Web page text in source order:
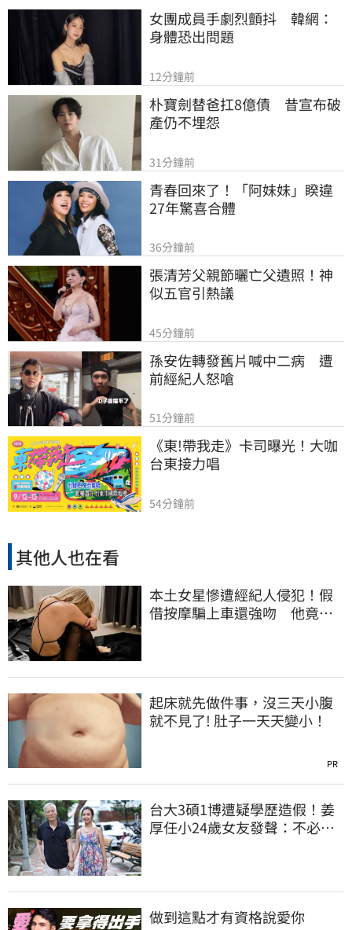
女團成員手劇烈顫抖　韓網：
身體恐出問題
12分鐘前
朴寶劍替爸扛8億債　昔宣布破
產仍不埋怨
31分鐘前
青春回來了！「阿妹妹」睽違
27年驚喜合體
36分鐘前
張清芳父親節曬亡父遺照！神
似五官引熱議
45分鐘前
孫安佐轉發舊片喊中二病　遭
前經紀人怒嗆
51分鐘前
《東!帶我走》卡司曝光！大咖
台東接力唱
54分鐘前
其他人也在看
本土女星慘遭經紀人侵犯！假
借按摩騙上車還強吻 他竟反
起床就先做件事，沒三天小腹
就不見了! 肚子一天天變小！
PR
台大3碩1博遭疑學歷造假！姜
厚任小24歲女友發聲：不必證
做到這點才有資格說愛你